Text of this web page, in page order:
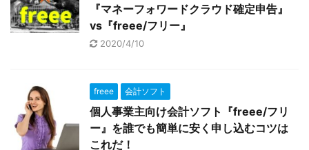
『マネーフォワードクラウド確定申告』
vs『freee/フリー』
2020/4/10
freee 会計ソフト
個人事業主向け会計ソフト『freee/フリ
ー』を誰でも簡単に安く申し込むコツは
これだ！